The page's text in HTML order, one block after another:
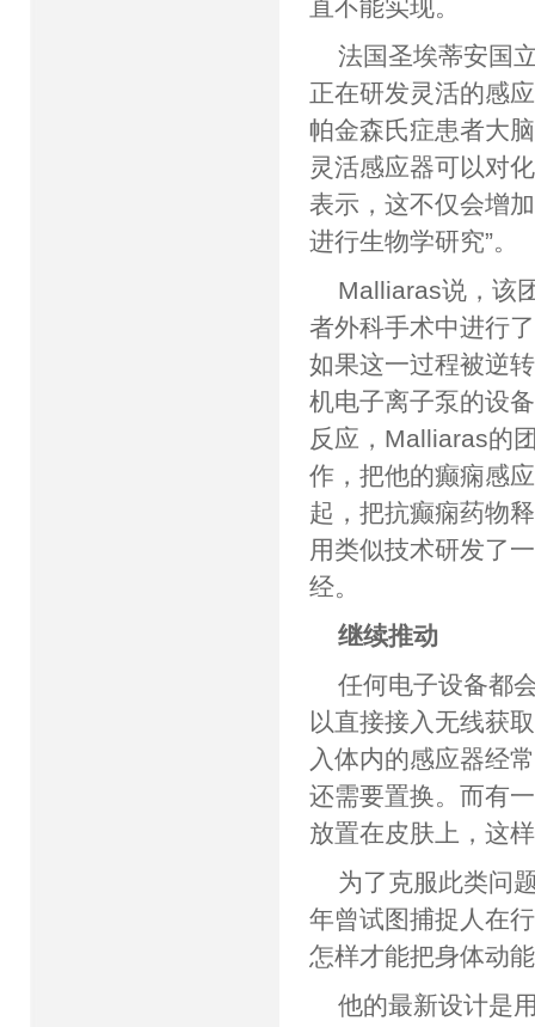
直不能实现。
法国圣埃蒂安国
正在研发灵活的感
帕金森氏症患者大
灵活感应器可以对
表示，这不仅会增
进行生物学研究”。
Malliaras说，该
者外科手术中进行
如果这一过程被逆
机电子离子泵的设
反应，Malliaras的
作，把他的癫痫感
起，把抗癫痫药物
用类似技术研发了
经。
继续推动
任何电子设备都
以直接接入无线获
入体内的感应器经
还需要置换。而有
放置在皮肤上，这
为了克服此类问
年曾试图捕捉人在
怎样才能把身体动
他的最新设计是